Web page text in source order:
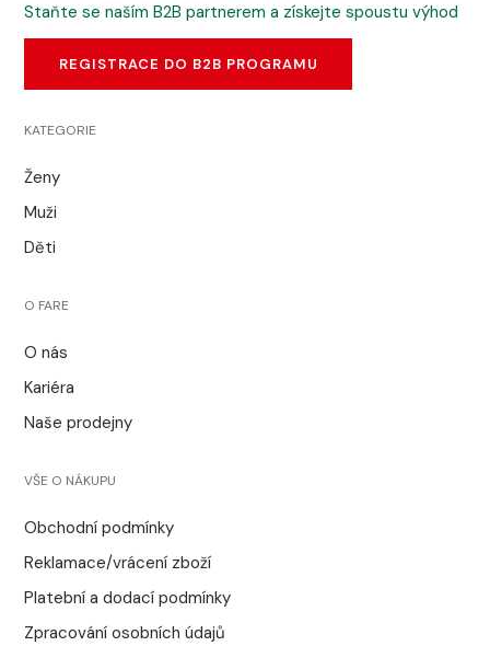
Staňte se naším B2B partnerem a získejte spoustu výhod
REGISTRACE DO B2B PROGRAMU
KATEGORIE
Ženy
Muži
Děti
O FARE
O nás
Kariéra
Naše prodejny
VŠE O NÁKUPU
Obchodní podmínky
Reklamace/vrácení zboží
Platební a dodací podmínky
Zpracování osobních údajů